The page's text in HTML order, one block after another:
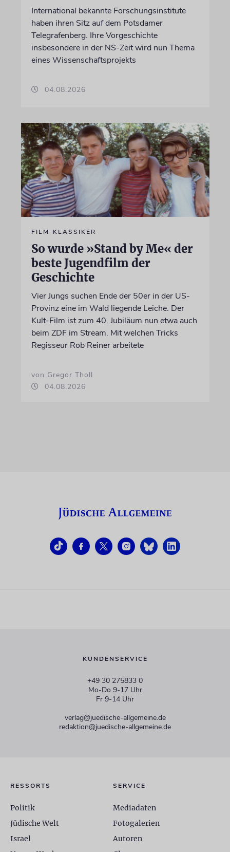
International bekannte Forschungsinstitute
haben ihren Sitz auf dem Potsdamer
Telegrafenberg. Ihre Vorgeschichte
insbesondere in der NS-Zeit wird nun Thema
eines Wissenschaftsprojekts
04.08.2026
FILM-KLASSIKER
So wurde »Stand by Me« der
beste Jugendfilm der
Geschichte
Vier Jungs suchen Ende der 50er in der US-
Provinz eine im Wald liegende Leiche. Der
Kult-Film ist zum 40. Jubiläum nun etwa auch
beim ZDF im Stream. Mit welchen Tricks
Regisseur Rob Reiner arbeitete
von Gregor Tholl
04.08.2026
KUNDENSERVICE
+49 30 275833 0
Mo-Do 9-17 Uhr
Fr 9-14 Uhr
verlag@juedische-allgemeine.de
redaktion@juedische-allgemeine.de
RESSORTS
Politik
Jüdische Welt
Israel
SERVICE
Mediadaten
Fotogalerien
Autoren